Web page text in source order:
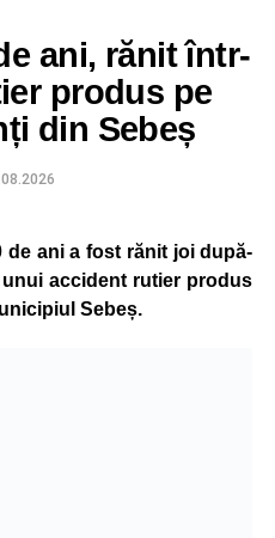
ani, rănit într-
produs pe
din Sebeș
ani a fost rănit joi după-
accident rutier produs
Sebeș.